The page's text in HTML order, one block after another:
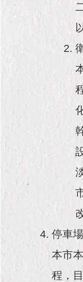
停車
本市
程，